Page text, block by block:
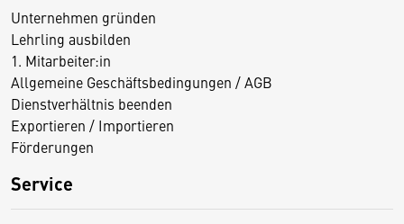
Unternehmen gründen
Lehrling ausbilden
1. Mitarbeiter:in
Allgemeine Geschäftsbedingungen / AGB
Dienstverhältnis beenden
Exportieren / Importieren
Förderungen
Service